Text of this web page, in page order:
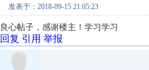
发表于：2018-09-15 21:05:23
良心帖子，感谢楼主！学习学习
回复 引用 举报